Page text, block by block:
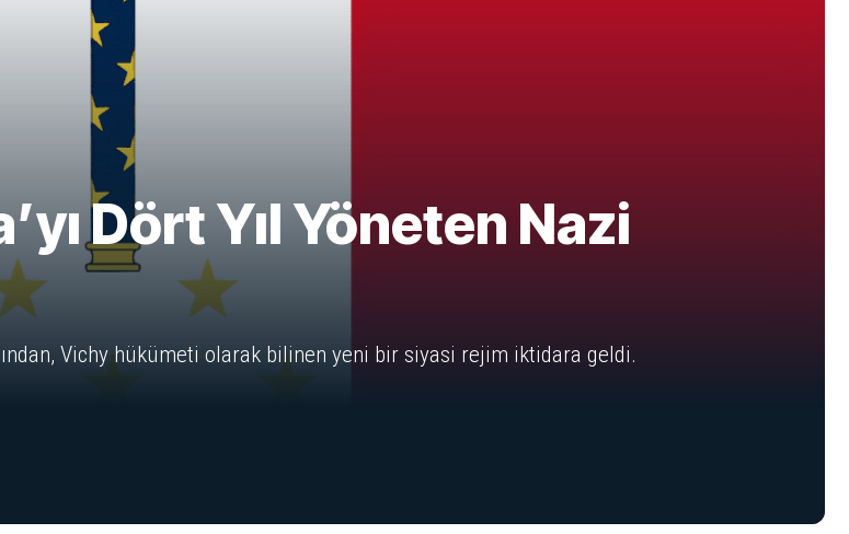
Dört Yıl Yöneten Nazi
Vichy hükümeti olarak bilinen yeni bir siyasi rejim iktidara geldi.